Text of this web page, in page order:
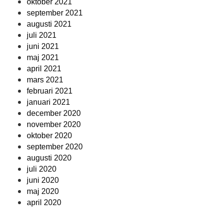
oktober 2021
september 2021
augusti 2021
juli 2021
juni 2021
maj 2021
april 2021
mars 2021
februari 2021
januari 2021
december 2020
november 2020
oktober 2020
september 2020
augusti 2020
juli 2020
juni 2020
maj 2020
april 2020